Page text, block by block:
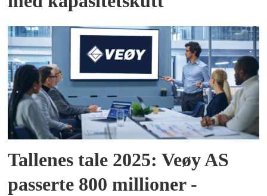
Tallenes tale 2025: Veøy AS
passerte 800 millioner -